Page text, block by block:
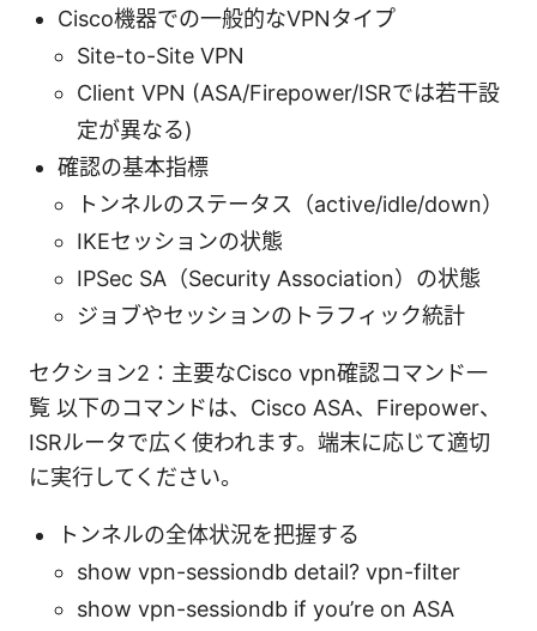
Cisco機器での一般的なVPNタイプ
Site-to-Site VPN
Client VPN (ASA/Firepower/ISRでは若干設
定が異なる)
確認の基本指標
トンネルのステータス（active/idle/down）
IKEセッションの状態
IPSec SA（Security Association）の状態
ジョブやセッションのトラフィック統計
セクション2：主要なCisco vpn確認コマンド一
覧 以下のコマンドは、Cisco ASA、Firepower、
ISRルータで広く使われます。端末に応じて適切
に実行してください。
トンネルの全体状況を把握する
show vpn-sessiondb detail? vpn-filter
show vpn-sessiondb if you’re on ASA